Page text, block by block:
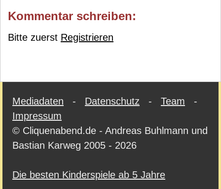
Kommentar schreiben:
Bitte zuerst Registrieren
Mediadaten - Datenschutz - Team -
Impressum
© Cliquenabend.de - Andreas Buhlmann und
Bastian Karweg 2005 - 2026
Die besten Kinderspiele ab 5 Jahre